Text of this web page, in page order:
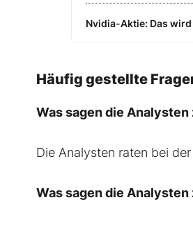
Nvidia-Aktie: Das
Häufig gestellte
Was sagen die
Die Analysten raten bei
Was sagen die